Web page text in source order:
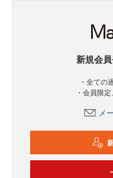
新規会
・全ての
・会員限
メ